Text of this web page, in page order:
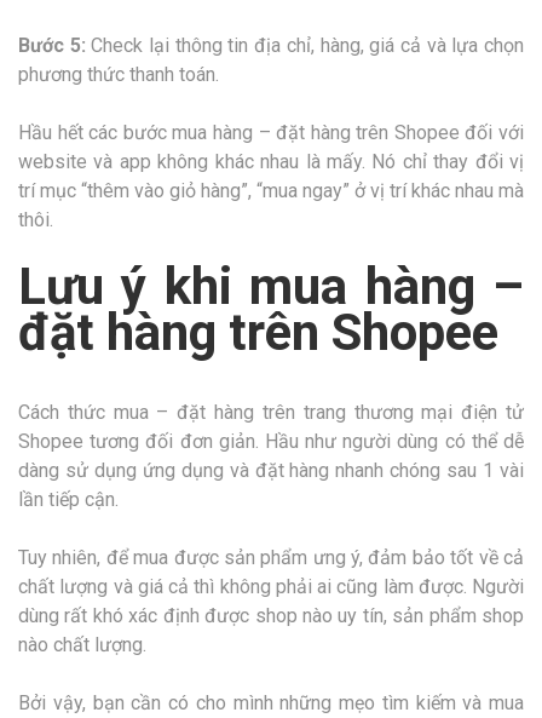
Bước 5:Check lại thông tin địa chỉ, hàng, giá cả và lựa chọn
phương thức thanh toán.
Hầu hết các bước mua hàng – đặt hàng trên Shopee đối với
website và app không khác nhau là mấy. Nó chỉ thay đổi vị
trí mục “thêm vào giỏ hàng”, “mua ngay” ở vị trí khác nhau mà
thôi.
Lưu ý khi mua hàng –
đặt hàng trên Shopee
Cách thức mua – đặt hàng trên trang thương mại điện tử
Shopee tương đối đơn giản. Hầu như người dùng có thể dễ
dàng sử dụng ứng dụng và đặt hàng nhanh chóng sau 1 vài
lần tiếp cận.
Tuy nhiên, để mua được sản phẩm ưng ý, đảm bảo tốt về cả
chất lượng và giá cả thì không phải ai cũng làm được. Người
dùng rất khó xác định được shop nào uy tín, sản phẩm shop
nào chất lượng.
Bởi vậy, bạn cần có cho mình những mẹo tìm kiếm và mua